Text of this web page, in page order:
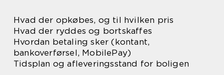
Hvad der opkøbes, og til hvilken pris
Hvad der ryddes og bortskaffes
Hvordan betaling sker (kontant,
bankoverførsel, MobilePay)
Tidsplan og afleveringsstand for boligen